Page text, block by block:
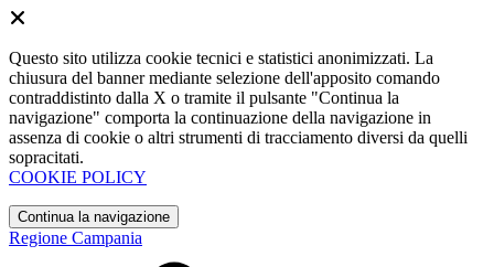
Questo sito utilizza cookie tecnici e statistici anonimizzati. La
chiusura del banner mediante selezione dell'apposito comando
contraddistinto dalla X o tramite il pulsante "Continua la
navigazione" comporta la continuazione della navigazione in
assenza di cookie o altri strumenti di tracciamento diversi da quelli
sopracitati.
COOKIE POLICY
Continua la navigazione
Regione Campania